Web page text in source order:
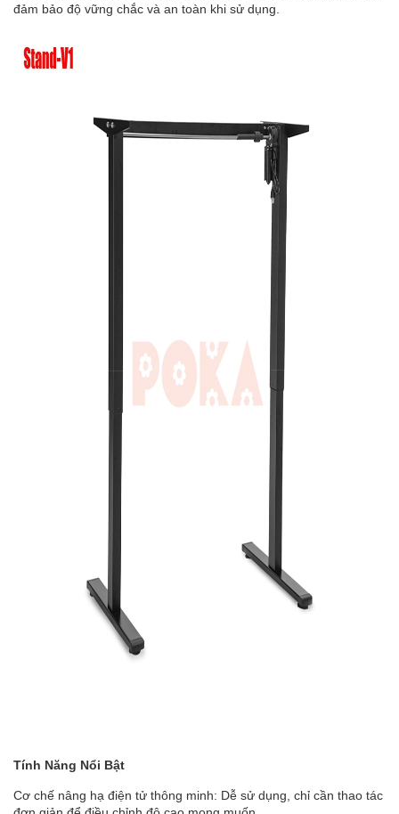
đảm bảo độ vững chắc và an toàn khi sử dụng.
Tính Năng Nổi Bật
Cơ chế nâng hạ điện tử thông minh: Dễ sử dụng, chỉ cần thao tác